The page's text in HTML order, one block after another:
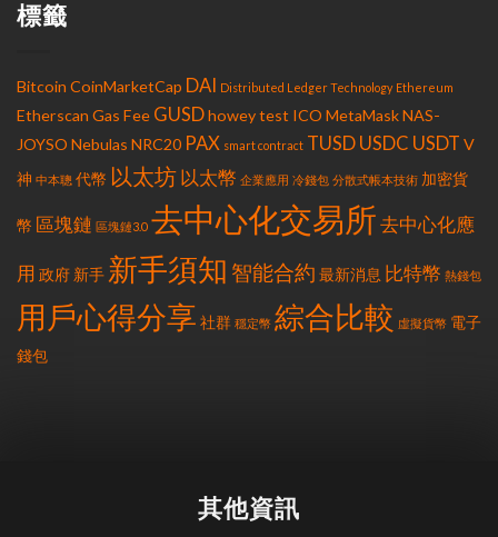
標籤
Bitcoin CoinMarketCap DAI Distributed Ledger Technology Ethereum
Etherscan Gas Fee GUSDhowey test ICO MetaMaskNAS-
JOYSO Nebulas NRC20 PAX smart contract TUSD USDC USDT V
神 中本聰 代幣 以太坊 以太幣 企業應用 冷錢包 分散式帳本技術 加密貨
幣 區塊鏈 區塊鏈3.0 去中心化交易所 去中心化應
用 政府 新手 新手須知 智能合約 最新消息 比特幣 熱錢包
用戶心得分享 社群 穩定幣 綜合比較 虛擬貨幣 電子
錢包
其他資訊